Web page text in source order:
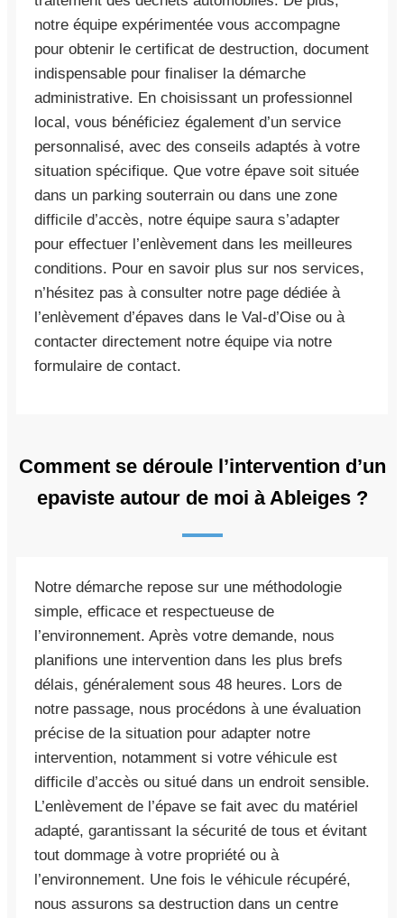
notre équipe expérimentée vous accompagne
pour obtenir le certificat de destruction, document
indispensable pour finaliser la démarche
administrative. En choisissant un professionnel
local, vous bénéficiez également d’un service
personnalisé, avec des conseils adaptés à votre
situation spécifique. Que votre épave soit située
dans un parking souterrain ou dans une zone
difficile d’accès, notre équipe saura s’adapter
pour effectuer l’enlèvement dans les meilleures
conditions. Pour en savoir plus sur nos services,
n’hésitez pas à consulter notre page dédiée à
l’enlèvement d’épaves dans le Val-d’Oise ou à
contacter directement notre équipe via notre
formulaire de contact.
Comment se déroule l’intervention d’un
epaviste autour de moi à Ableiges ?
Notre démarche repose sur une méthodologie
simple, efficace et respectueuse de
l’environnement. Après votre demande, nous
planifions une intervention dans les plus brefs
délais, généralement sous 48 heures. Lors de
notre passage, nous procédons à une évaluation
précise de la situation pour adapter notre
intervention, notamment si votre véhicule est
difficile d’accès ou situé dans un endroit sensible.
L’enlèvement de l’épave se fait avec du matériel
adapté, garantissant la sécurité de tous et évitant
tout dommage à votre propriété ou à
l’environnement. Une fois le véhicule récupéré,
nous assurons sa destruction dans un centre